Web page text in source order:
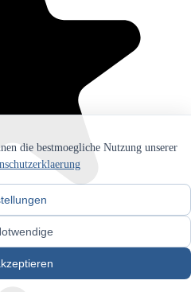
die bestmoegliche Nutzung unserer